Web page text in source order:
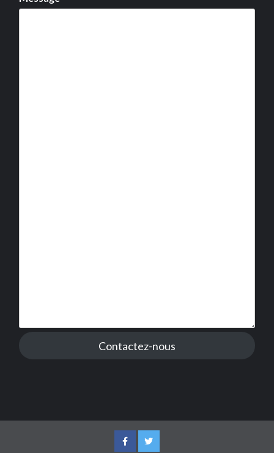
Contactez-nous
FacebookTwitter